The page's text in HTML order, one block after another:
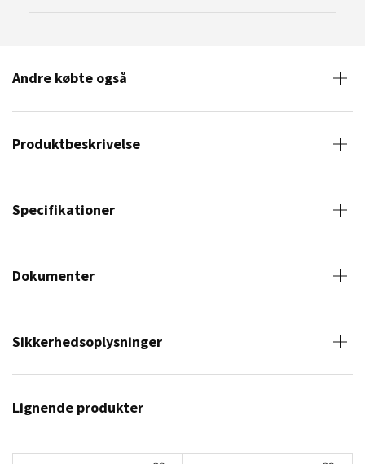
Andre købte også
Produktbeskrivelse
Specifikationer
Dokumenter
Sikkerhedsoplysninger
Lignende produkter